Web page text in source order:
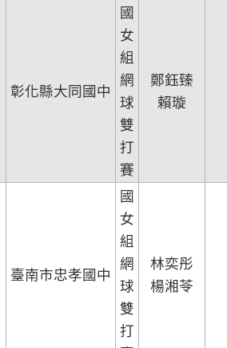
彰化縣大同國中
國
女
組
網
球
雙
打
賽
鄭鈺臻
賴璇
臺南市忠孝國中
國
女
組
網
球
雙
打
林奕彤
楊湘苓